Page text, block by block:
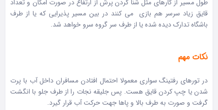
طول مسیر از کارهای مثل شنا کردن پرش از ارتفاع در صورت امکان و تعداد
قایق زیاد سرسر هم بازی می کنند در بین مسیر پذیرایی که یا از طرف
باشگاه تدارک دیده شده یا از طرف سر گروه سرو خواهد شد.
نکات مهم
در تورهای رفتینگ سواری معمولا احتمال افتادن مسافران داخل آب با پرت
شدن یا چپ کردن قایق هست. پس جلیقه نجات را از طرف جلو با انگشت
گرفت و صورت به طرف بالا و پاها جهت حرکت آب قرار گیرد.